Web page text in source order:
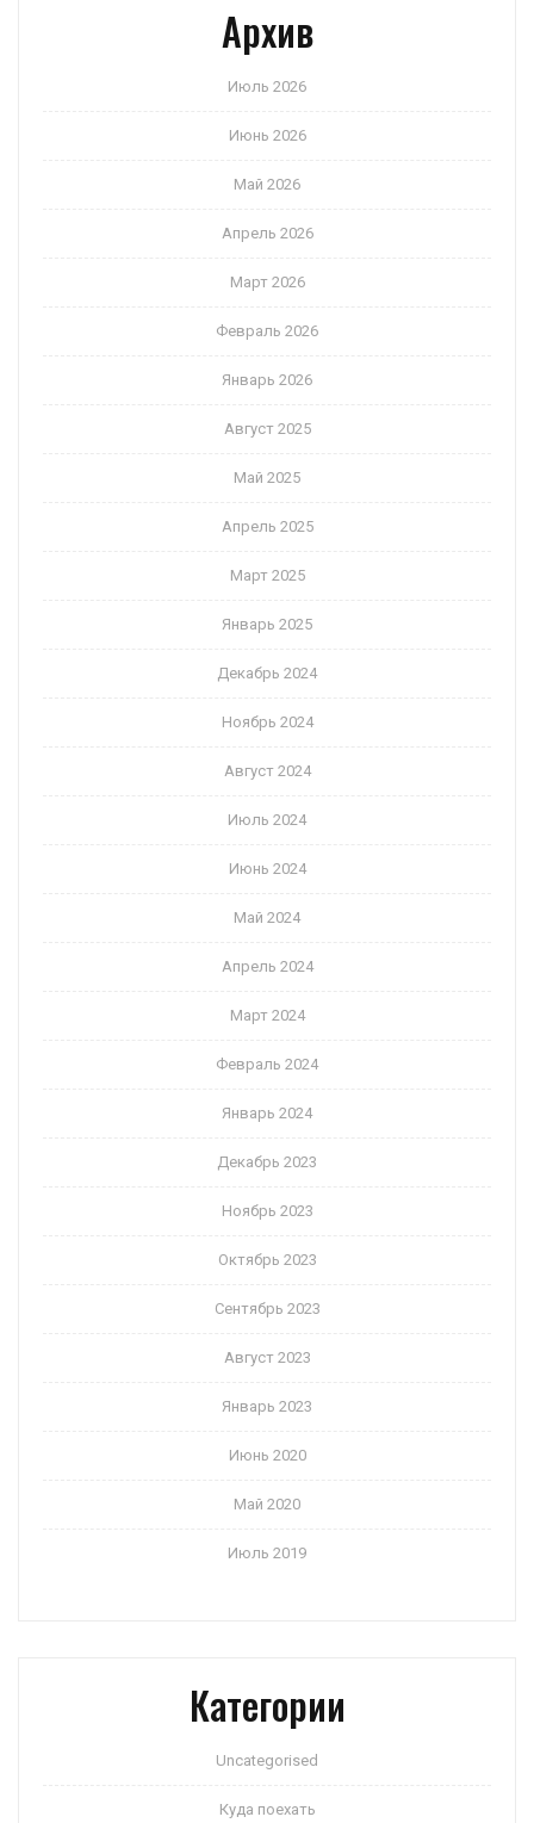
Архив
Июль 2026
Июнь 2026
Май 2026
Апрель 2026
Март 2026
Февраль 2026
Январь 2026
Август 2025
Май 2025
Апрель 2025
Март 2025
Январь 2025
Декабрь 2024
Ноябрь 2024
Август 2024
Июль 2024
Июнь 2024
Май 2024
Апрель 2024
Март 2024
Февраль 2024
Январь 2024
Декабрь 2023
Ноябрь 2023
Октябрь 2023
Сентябрь 2023
Август 2023
Январь 2023
Июнь 2020
Май 2020
Июль 2019
Категории
Uncategorised
Куда поехать